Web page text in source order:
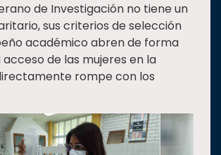
de Investigación no tiene un
sus criterios de selección
académico abren de forma
de las mujeres en la
rompe con los